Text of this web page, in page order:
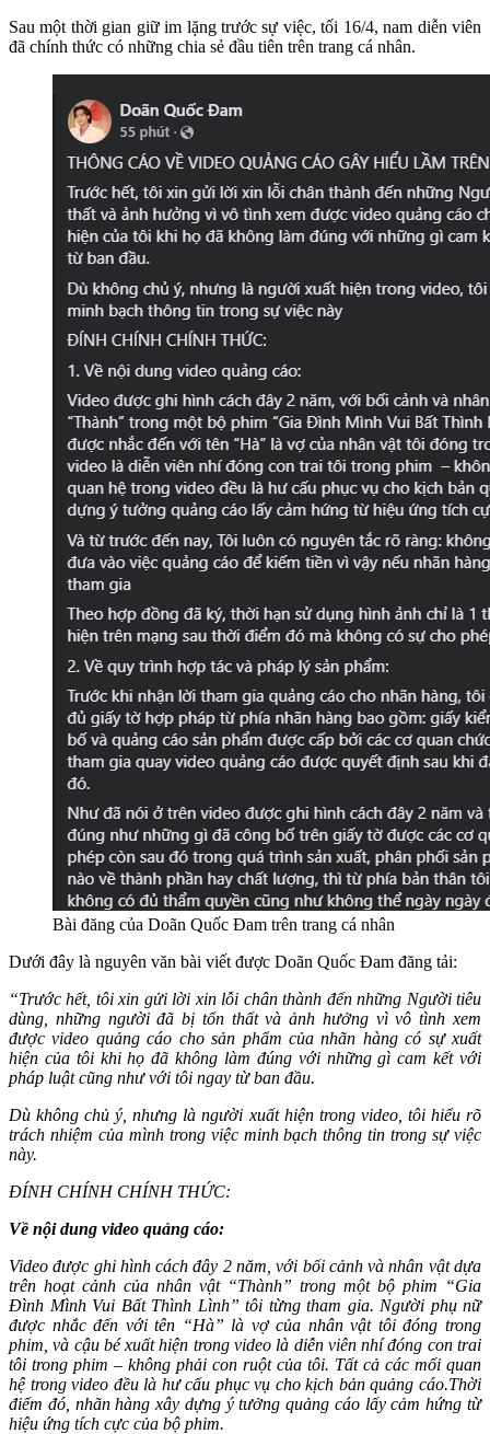
Sau một thời gian giữ im lặng trước sự việc, tối 16/4, nam diễn viên
đã chính thức có những chia sẻ đầu tiên trên trang cá nhân.
Bài đăng của Doãn Quốc Đam trên trang cá nhân
Dưới đây là nguyên văn bài viết được Doãn Quốc Đam đăng tải:
“Trước hết, tôi xin gửi lời xin lỗi chân thành đến những Người tiêu
dùng, những người đã bị tổn thất và ảnh hưởng vì vô tình xem
được video quảng cáo cho sản phẩm của nhãn hàng có sự xuất
hiện của tôi khi họ đã không làm đúng với những gì cam kết với
pháp luật cũng như với tôi ngay từ ban đầu.
Dù không chủ ý, nhưng là người xuất hiện trong video, tôi hiểu rõ
trách nhiệm của mình trong việc minh bạch thông tin trong sự việc
này.
ĐÍNH CHÍNH CHÍNH THỨC:
Về nội dung video quảng cáo:
Video được ghi hình cách đây 2 năm, với bối cảnh và nhân vật dựa
trên hoạt cảnh của nhân vật “Thành” trong một bộ phim “Gia
Đình Mình Vui Bất Thình Lình” tôi từng tham gia. Người phụ nữ
được nhắc đến với tên “Hà” là vợ của nhân vật tôi đóng trong
phim, và cậu bé xuất hiện trong video là diễn viên nhí đóng con trai
tôi trong phim – không phải con ruột của tôi. Tất cả các mối quan
hệ trong video đều là hư cấu phục vụ cho kịch bản quảng cáo.Thời
điểm đó, nhãn hàng xây dựng ý tưởng quảng cáo lấy cảm hứng từ
hiệu ứng tích cực của bộ phim.